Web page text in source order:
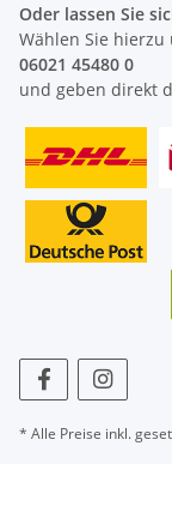
Oder lassen Sie
Wählen Sie
06021 45480 0
und geben direkt
* Alle Preise inkl.